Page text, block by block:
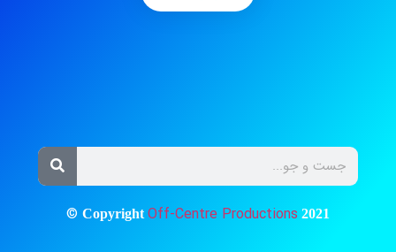
©CopyrightOff-Centre Productions 2021